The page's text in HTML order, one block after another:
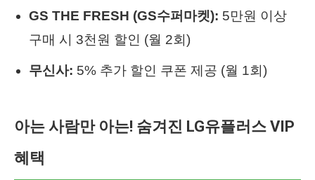
GS THE FRESH (GS수퍼마켓): 5만원 이상
구매 시 3천원 할인 (월 2회)
무신사: 5% 추가 할인 쿠폰 제공 (월 1회)
아는 사람만 아는! 숨겨진 LG유플러스 VIP
혜택